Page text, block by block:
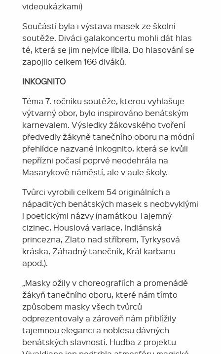
videoukázkami)
Součástí byla i výstava masek ze školní
soutěže. Diváci galakoncertu mohli dát hlas
té, která se jim nejvíce líbila. Do hlasování se
zapojilo celkem 166 diváků.
INKOGNITO
Téma 7. ročníku soutěže, kterou vyhlašuje
výtvarný obor, bylo inspirováno benátským
karnevalem. Výsledky žákovského tvoření
předvedly žákyně tanečního oboru na módní
přehlídce nazvané Inkognito, která se kvůli
nepřízni počasí poprvé neodehrála na
Masarykově náměstí, ale v aule školy.
Tvůrci vyrobili celkem 54 originálních a
nápaditých benátských masek s neobvyklými
i poetickými názvy (namátkou Tajemný
cizinec, Houslová variace, Indiánská
princezna, Zlato nad stříbrem, Tyrkysová
kráska, Záhadný tanečník, Král karbanu
apod.).
„Masky ožily v choreografiích a promenádě
žákyň tanečního oboru, které nám tímto
způsobem masky všech tvůrců
odprezentovaly a zároveň nám přiblížily
tajemnou eleganci a noblesu dávných
benátských slavností. Hudba z projektu